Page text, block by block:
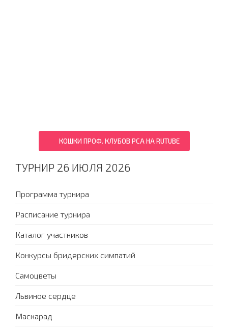
КОШКИ ПРОФ. КЛУБОВ PCA НА RUTUBE
ТУРНИР 26 ИЮЛЯ 2026
Программа турнира
Расписание турнира
Каталог участников
Конкурсы бридерских симпатий
Самоцветы
Львиное сердце
Маскарад